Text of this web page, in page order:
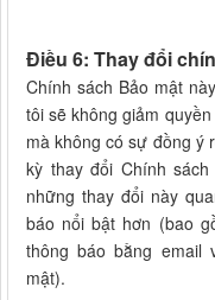
Điều 6: Thay đổi
Chính sách Bảo mật
tôi sẽ không giảm
mà không có sự đồng ý
kỳ thay đổi Chính
những thay đổi này
báo nổi bật hơn (bao
thông báo bằng email
mật).